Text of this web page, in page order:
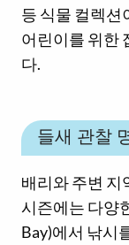
등 식물 컬렉션
어린이를 위한
다.
들새 관찰
배리와 주변 지
시즌에는 다양
Bay)에서 낚시